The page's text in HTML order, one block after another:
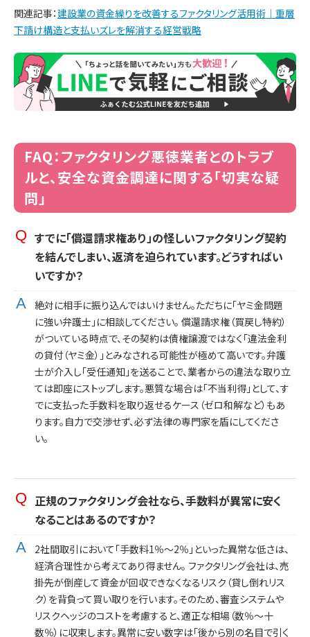
関連記事：建設業の資金繰りを改善するファクタリング活用術｜重層
下請け構造と支払いズレを解消する経営戦略
FAQ：ファクタリング悪徳業者とのトラブ
ルと、安全な資金調達に関する「切実な疑
問」
すでに「償還請求権あり」の怪しいファクタリング契約
を結んでしまい、返済を迫られています。どうすればい
いですか？
絶対に相手に振り込んではいけません。ただちに「ヤミ金問題
に強い弁護士」に相談してください。 償還請求権（買戻し特約）
がついている時点で、その契約は債権譲渡ではなく「違法金利
の貸付（ヤミ金）」とみなされる可能性が極めて高いです。弁護
士が介入し「受任通知」を送ることで、業者からの違法な取り立
ては即座にストップします。悪質な場合は「不当利得」として、す
でに支払った手数料を取り返せるケース（ゼロ和解など）もあ
ります。自力で交渉せず、必ず法律の専門家を盾にしてくださ
い。
正規のファクタリング会社なら、手数料が異常に安く
なることはあるのですか？
2社間取引において「手数料1％〜2％」といった異常な低さは、
経済合理性から考えてあり得ません。 ファクタリング会社は、売
掛先が倒産して資金が回収できなくなるリスク（貸し倒れリス
ク）を背負って買い取りを行います。そのため、審査システムや
リスクヘッジのコストを考慮すると、適正な相場（数％〜十
数％）に収束します。異常に安い数字は「後から別の名目で引く